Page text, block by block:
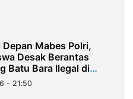
Depan Mabes Polri,
Desak Berantas
Batu Bara Ilegal di
- 21:50